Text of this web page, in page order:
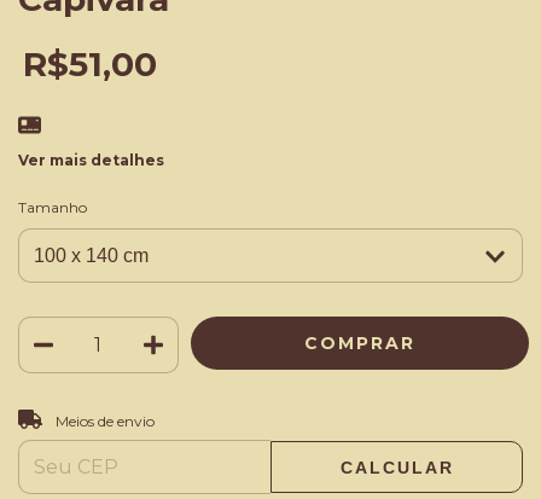
R$51,00
Ver mais detalhes
Tamanho
Entregas para o CEP:
Meios de envio
CALCULAR